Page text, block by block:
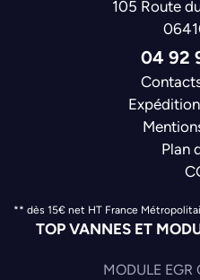
105 Route
04 92
Plan
** dès 15€ net HT France
TOP VANNES ET
MODULE EGR